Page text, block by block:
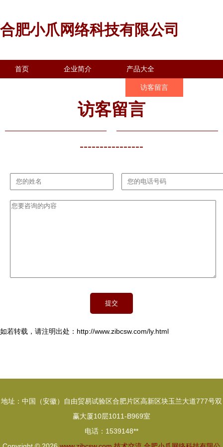
合肥小爪网络科技有限公司
首页 企业简介 产品大全
访客留言
访客留言
----------------
如若转载，请注明出处：http://www.zibcsw.com/ly.html
地址：中国（安徽）自由贸易试验区合肥片区高新区块玉兰大道777号双
赢大厦10层1011-B969室
电话：1539148**